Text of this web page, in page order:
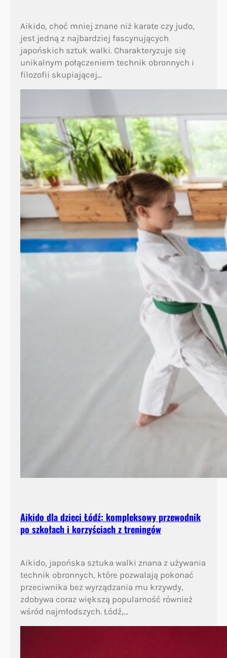
Aikido, choć mniej znane niż karate czy judo,
jest jedną z najbardziej fascynujących
japońskich sztuk walki. Charakteryzuje się
unikalnym połączeniem technik obronnych i
filozofii skupiającej…
Aikido dla dzieci Łódź: kompleksowy przewodnik
po szkołach i korzyściach z treningów
Aikido, japońska sztuka walki znana z używania
technik obronnych, które pozwalają pokonać
przeciwnika bez wyrządzania mu krzywdy,
zdobywa coraz większą popularność również
wśród najmłodszych. Łódź,…